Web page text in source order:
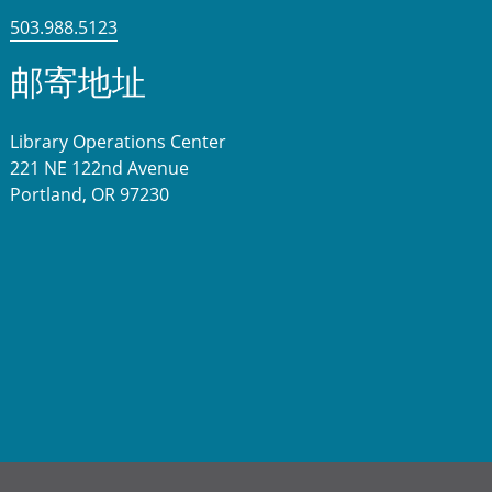
503.988.5123
邮寄地址
Library Operations Center
221 NE 122nd Avenue
Portland, OR 97230